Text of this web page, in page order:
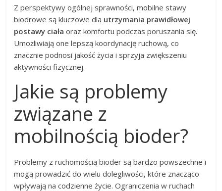
Z perspektywy ogólnej sprawności, mobilne stawy
biodrowe są kluczowe dla utrzymania prawidłowej
postawy ciała oraz komfortu podczas poruszania się.
Umożliwiają one lepszą koordynację ruchową, co
znacznie podnosi jakość życia i sprzyja zwiększeniu
aktywności fizycznej.
Jakie są problemy
związane z
mobilnością bioder?
Problemy z ruchomością bioder są bardzo powszechne i
mogą prowadzić do wielu dolegliwości, które znacząco
wpływają na codzienne życie. Ograniczenia w ruchach